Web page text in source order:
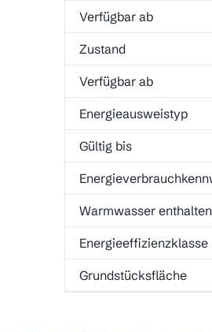
Verfügbar ab
Zustand
Verfügbar ab
Energieausweistyp
Gültig bis
Warmwasser enthalten
Energieeffizienzklasse
Grundstücksfläche